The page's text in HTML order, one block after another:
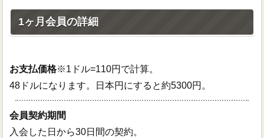
1ヶ月会員の詳細
お支払価格※1ドル=110円で計算。
48ドルになります。日本円にすると約5300円。
会員契約期間
入会した日から30日間の契約。